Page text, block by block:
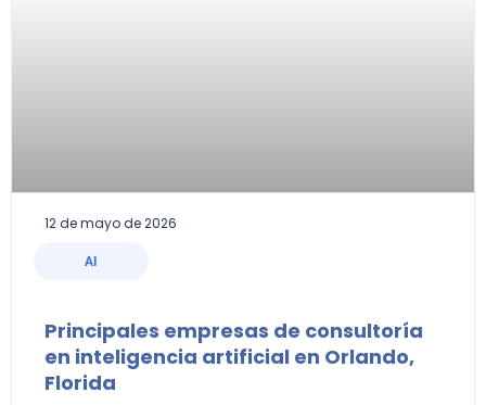
AI
Principales empresas de consultoría
en inteligencia artificial en Orlando,
Florida
12 de mayo de 2026